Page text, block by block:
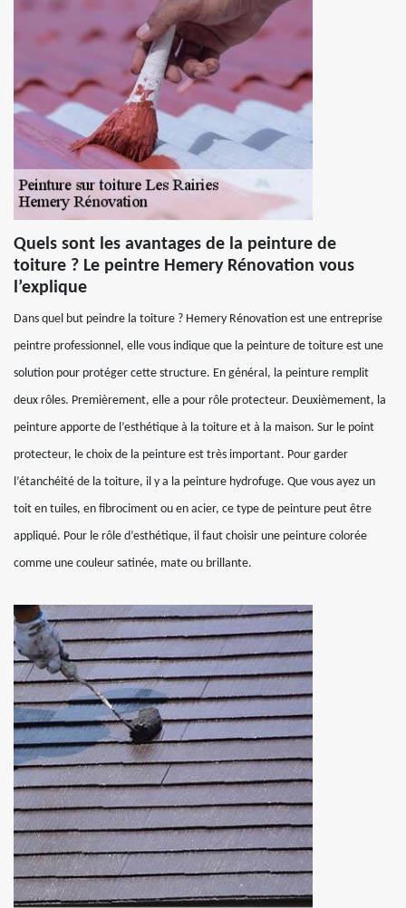
Quels sont les avantages de la peinture de
toiture ? Le peintre Hemery Rénovation vous
l’explique
Dans quel but peindre la toiture ? Hemery Rénovation est une entreprise
peintre professionnel, elle vous indique que la peinture de toiture est une
solution pour protéger cette structure. En général, la peinture remplit
deux rôles. Premièrement, elle a pour rôle protecteur. Deuxièmement, la
peinture apporte de l’esthétique à la toiture et à la maison. Sur le point
protecteur, le choix de la peinture est très important. Pour garder
l’étanchéité de la toiture, il y a la peinture hydrofuge. Que vous ayez un
toit en tuiles, en fibrociment ou en acier, ce type de peinture peut être
appliqué. Pour le rôle d’esthétique, il faut choisir une peinture colorée
comme une couleur satinée, mate ou brillante.